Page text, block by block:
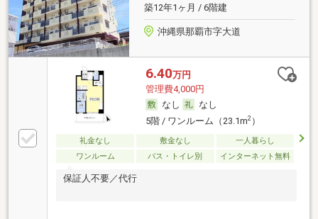
築12年1ヶ月 / 6階建
沖縄県那覇市字大道
6.40万円
管理費4,000円
なし
なし
5階 / ワンルーム（23.1m2）
礼金なし 敷金なし
一人暮らし
ワンルーム
バス・トイレ別 インターネット無料
保証人不要／代行